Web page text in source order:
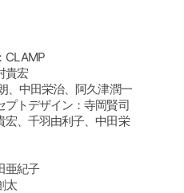
CLAMP
貴宏
、中田栄治、阿久津潤一
プトデザイン：寺岡賢司
宏、千羽由利子、中田栄
亜紀子
太